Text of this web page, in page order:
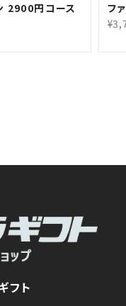
2900円コース
フ
フト